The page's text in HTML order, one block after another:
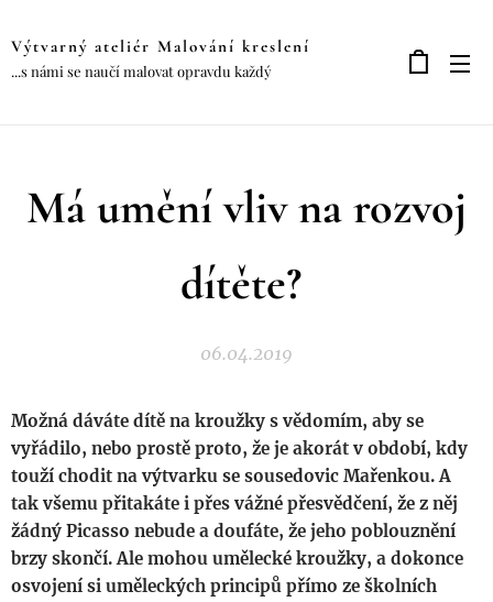
Výtvarný ateliér Malování kreslení
...s námi se naučí malovat opravdu každý
Má umění vliv na rozvoj
dítěte?
06.04.2019
Možná dáváte dítě na kroužky s vědomím, aby se
vyřádilo, nebo prostě proto, že je akorát v období, kdy
touží chodit na výtvarku se sousedovic Mařenkou. A
tak všemu přitakáte i přes vážné přesvědčení, že z něj
žádný Picasso nebude a doufáte, že jeho poblouznění
brzy skončí. Ale mohou umělecké kroužky, a dokonce
osvojení si uměleckých principů přímo ze školních